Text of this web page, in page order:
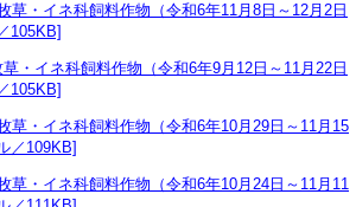
草・イネ科飼料作物（令和6年11月8日～12月2日
105KB]
・イネ科飼料作物（令和6年9月12日～11月22日
105KB]
草・イネ科飼料作物（令和6年10月29日～11月15
／109KB]
草・イネ科飼料作物（令和6年10月24日～11月11